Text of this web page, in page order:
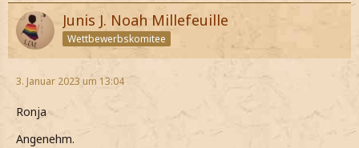
Junis J. Noah Millefeuille
Wettbewerbskomitee
3. Januar 2023 um 13:04
Ronja
Angenehm.